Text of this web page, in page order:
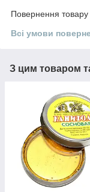
Повернення
Всі умови
З цим товаром